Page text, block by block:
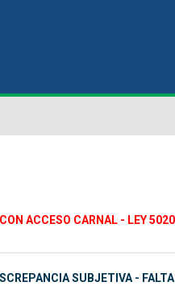
ACCESO CARNAL - LEY 5020
SUBJETIVA -